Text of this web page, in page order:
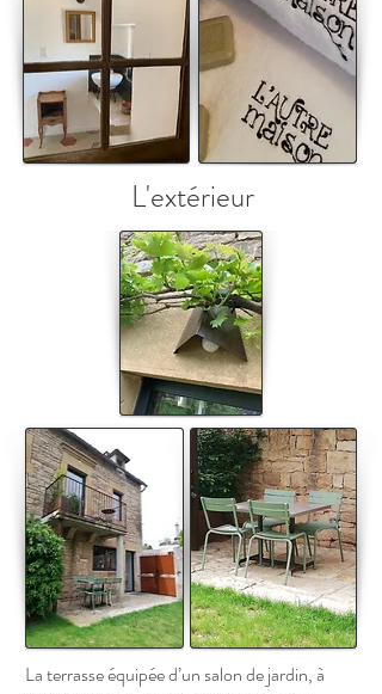
L'extérieur
La terrasse équipée d’un salon de jardin, à